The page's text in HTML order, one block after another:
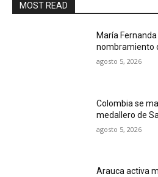
MOST READ
María
nombramiento
agosto 5, 2026
Colombia se
medallero de
agosto 5, 2026
Arauca activa